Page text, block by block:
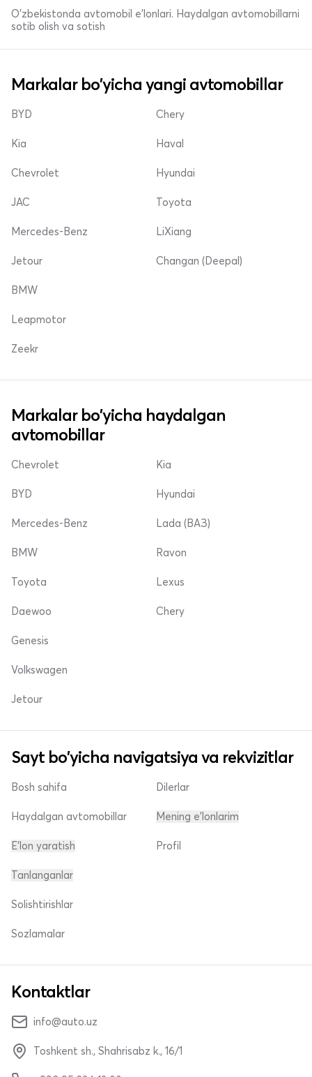
O'zbekistonda avtomobil e’lonlari. Haydalgan avtomobillarni
sotib olish va sotish
Markalar bo'yicha yangi avtomobillar
BYD
Kia
Chevrolet
Chery
Haval
Hyundai
JAC
Mercedes-Benz
Jetour
Toyota
LiXiang
Changan (Deepal)
BMW
Leapmotor
Zeekr
Markalar bo'yicha haydalgan
avtomobillar
Chevrolet
BYD
Mercedes-Benz
Kia
Hyundai
Lada (ВАЗ)
BMW
Toyota
Daewoo
Ravon
Lexus
Chery
Genesis
Volkswagen
Jetour
Sayt bo'yicha navigatsiya va rekvizitlar
Bosh sahifa
Haydalgan avtomobillar
E'lon yaratish
Dilerlar
Mening e'lonlarim
Profil
Tanlanganlar
Solishtirishlar
Sozlamalar
Kontaktlar
info@auto.uz
Toshkent sh., Shahrisabz k., 16/1